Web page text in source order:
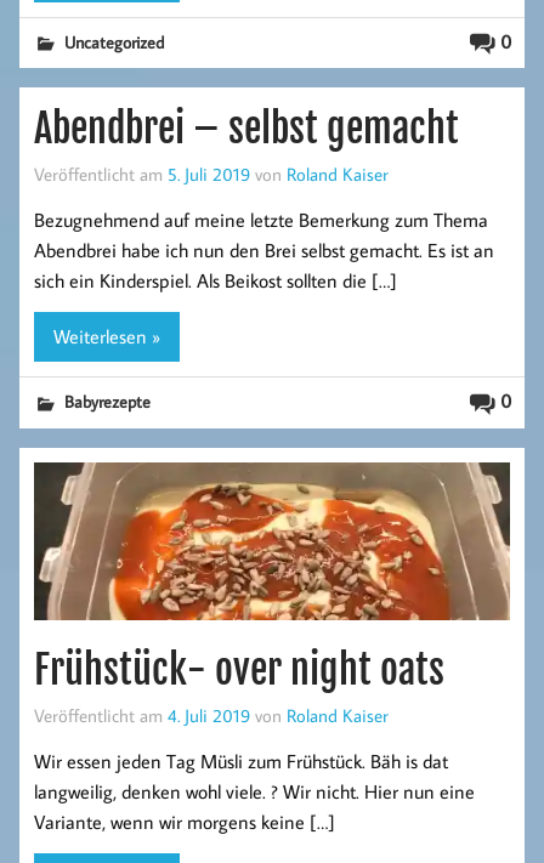
0
Uncategorized
Abendbrei – selbst gemacht
Veröffentlicht am 5. Juli 2019 von Roland Kaiser
Bezugnehmend auf meine letzte Bemerkung zum Thema
Abendbrei habe ich nun den Brei selbst gemacht. Es ist an
sich ein Kinderspiel. Als Beikost sollten die […]
Weiterlesen »
0
Babyrezepte
Frühstück- over night oats
Veröffentlicht am 4. Juli 2019 von Roland Kaiser
Wir essen jeden Tag Müsli zum Frühstück. Bäh is dat
langweilig, denken wohl viele. ? Wir nicht. Hier nun eine
Variante, wenn wir morgens keine […]